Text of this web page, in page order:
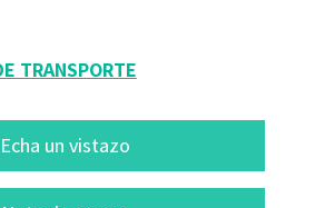
TRANSPORTE
Echa un vistazo